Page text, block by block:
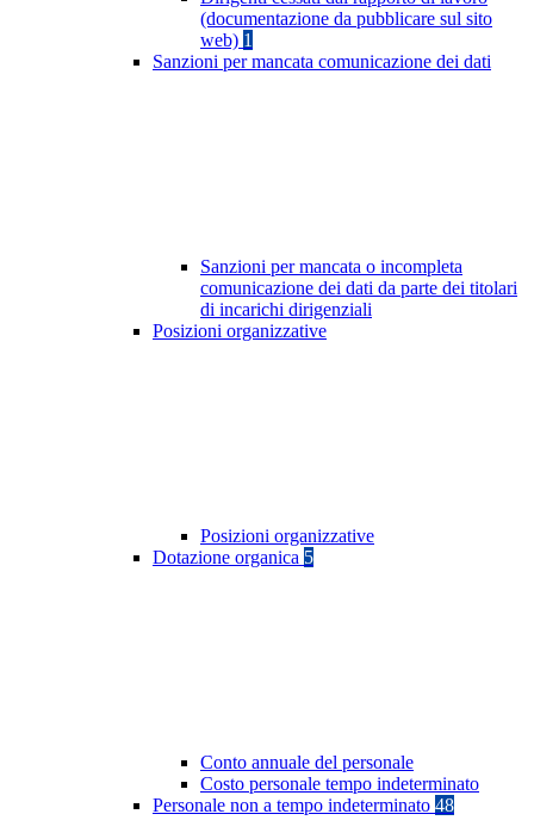
(documentazione da pubblicare sul sito
web) 1
Sanzioni per mancata comunicazione dei dati
Sanzioni per mancata o incompleta
comunicazione dei dati da parte dei titolari
di incarichi dirigenziali
Posizioni organizzative
Posizioni organizzative
Dotazione organica 5
Conto annuale del personale
Costo personale tempo indeterminato
Personale non a tempo indeterminato 48